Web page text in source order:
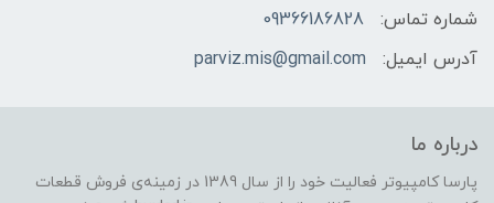
شماره تماس:
09366186828
آدرس ایمیل:
parviz.mis@gmail.com
درباره ما
پارسا کامپیوتر فعالیت خود را از سال 1389 در زمینه‌ی فروش قطعات